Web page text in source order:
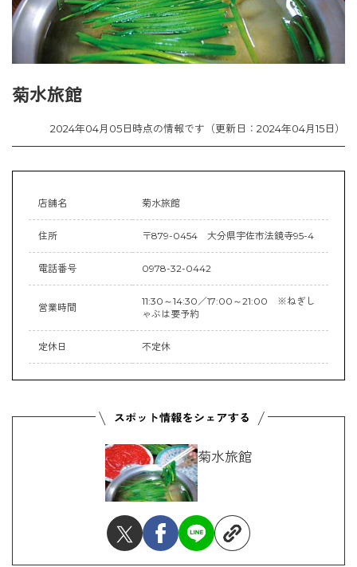
菊水旅館
2024年04月05日時点の情報です（更新日：2024年04月15日）
店舗名 菊水旅館
住所 〒879-0454 大分県宇佐市法鏡寺95-4
電話番号 0978-32-0442
営業時間
11:30～14:30／17:00～21:00 ※ねぎし
ゃぶは要予約
定休日 不定休
菊水旅館